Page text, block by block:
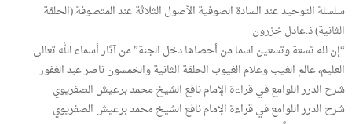
سلسلة التوحيد عند السادة الصوفية الأصول الثلاثة عند المتصوفة (الحلقة
الثانية) ذ.عادل خزرون
“إن لله تسعة وتسعين اسما من أحصاها دخل الجنة” من آثار أسماء الله تعالى
العليم، عالم الغيب وعلام الغيوب الحلقة الثانية والخمسون ناصر عبد الغفور
شرح الدرر اللوامع في قراءة الإمام نافع الشيخ محمد برعيش الصفريوي
شرح الدرر اللوامع في قراءة الإمام نافع الشيخ محمد برعيش الصفريوي